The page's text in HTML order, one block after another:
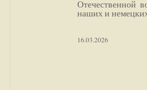
Отечественной
наших и
16.03.2026